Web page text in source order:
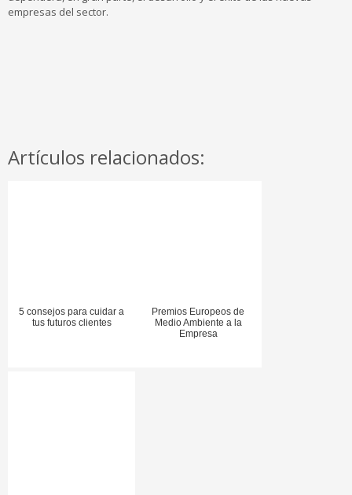
empresas del sector.
Artículos relacionados:
5 consejos para cuidar a
tus futuros clientes
Premios Europeos de
Medio Ambiente a la
Empresa